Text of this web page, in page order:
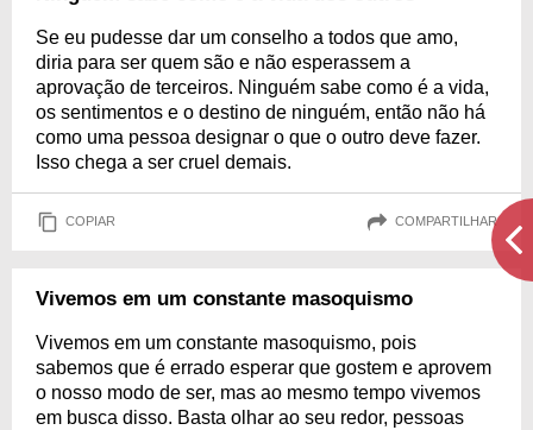
Se eu pudesse dar um conselho a todos que amo,
diria para ser quem são e não esperassem a
aprovação de terceiros. Ninguém sabe como é a vida,
os sentimentos e o destino de ninguém, então não há
como uma pessoa designar o que o outro deve fazer.
Isso chega a ser cruel demais.
COPIAR COMPARTILHAR
Vivemos em um constante masoquismo
Vivemos em um constante masoquismo, pois
sabemos que é errado esperar que gostem e aprovem
o nosso modo de ser, mas ao mesmo tempo vivemos
em busca disso. Basta olhar ao seu redor, pessoas